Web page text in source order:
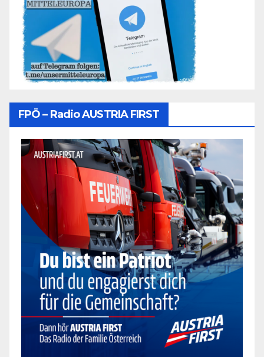
FPÖ – Radio AUSTRIA FIRST